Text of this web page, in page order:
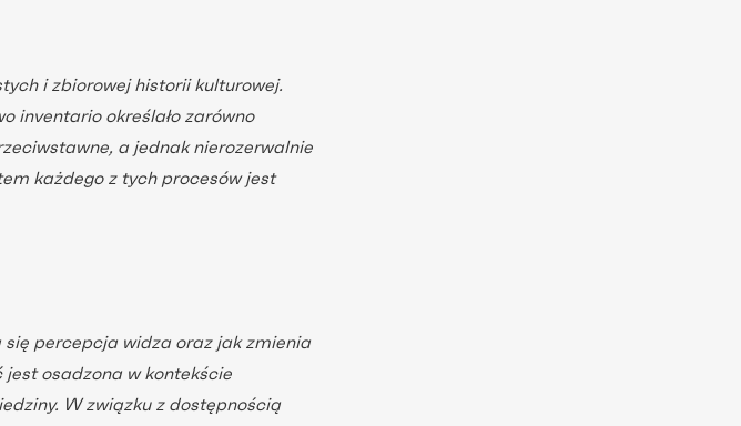
i zbiorowej historii kulturowej.
inventario określało zarówno
a jednak nierozerwalnie
każdego z tych procesów jest
percepcja widza oraz jak zmienia
osadzona w kontekście
W związku z dostępnością